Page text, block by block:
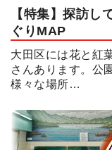
【特集】探訪し
ぐりMAP
大田区には花と紅
さんあります。公
様々な場所…